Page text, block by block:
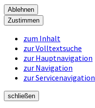
Ablehnen
Zustimmen
zum Inhalt
zur Volltextsuche
zur Hauptnavigation
zur Navigation
zur Servicenavigation
schließen